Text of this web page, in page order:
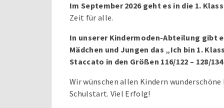
Im September 2026 geht es in die 1.
Zeit für alle.
In unserer Kindermoden-Abteilung gibt
Mädchen und Jungen das „Ich bin 1.
Staccato in den Größen 116/122 – 128/
Wir wünschen allen Kindern
Schulstart. Viel Erfolg!